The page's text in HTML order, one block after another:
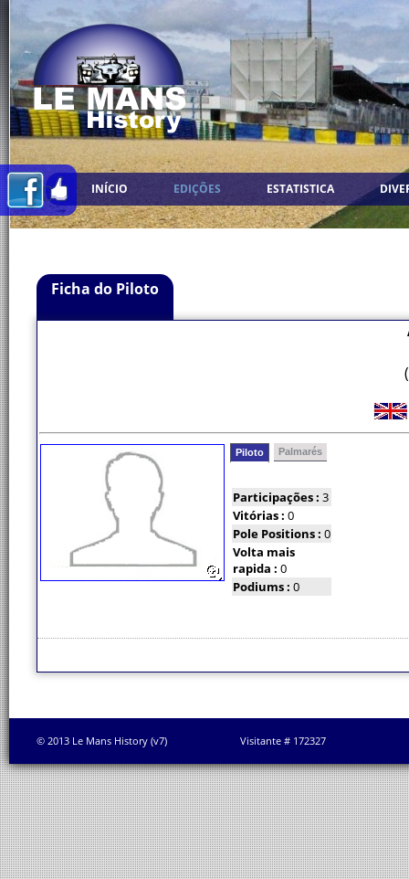
INÍCIO EDIÇÕES ESTATISTICA
Ficha do Piloto
Piloto Palmarés
Participações : 3
Vitórias : 0
Pole Positions : 0
Volta mais
rapida : 0
Podiums : 0
© 2013 Le Mans History (v7) Visitante # 172327